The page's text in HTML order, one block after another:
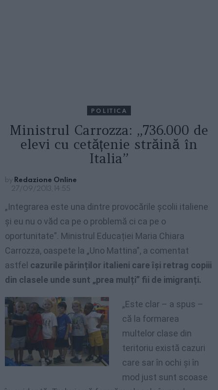
POLITICA
Ministrul Carrozza: „736.000 de
elevi cu cetățenie străină în
Italia”
by Redazione Online
27/09/2013, 14:55
„Integrarea este una dintre provocările școlii italiene
și eu nu o văd ca pe o problemă ci ca pe o
oportunitate”. Ministrul Educației Maria Chiara
Carrozza, oaspete la „Uno Mattina”, a comentat
astfel cazurile părinților italieni care își retrag copiii
din clasele unde sunt „prea mulți” fii de imigranți.
„Este clar – a spus –
că la formarea
multelor clase din
teritoriu există cazuri
care sar în ochi și în
mod just sunt scoase